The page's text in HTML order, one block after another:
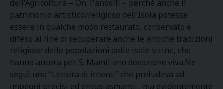
dell’Agricoltura – On. Pandolfi – perchè anche il
patrimonio artistico/religioso dell’Isola potesse
essere in qualche modo restaurato, conservato e
difeso al fine di recuperare anche le antiche tradizioni
religiose delle popolazioni delle isole vicine, che
hanno ancora per S. Mamiliano devozione viva.Ne
seguì una “Lettera di intenti” che preludeva ad
impegni precisi ed entusiasmanti… ma evidentemente